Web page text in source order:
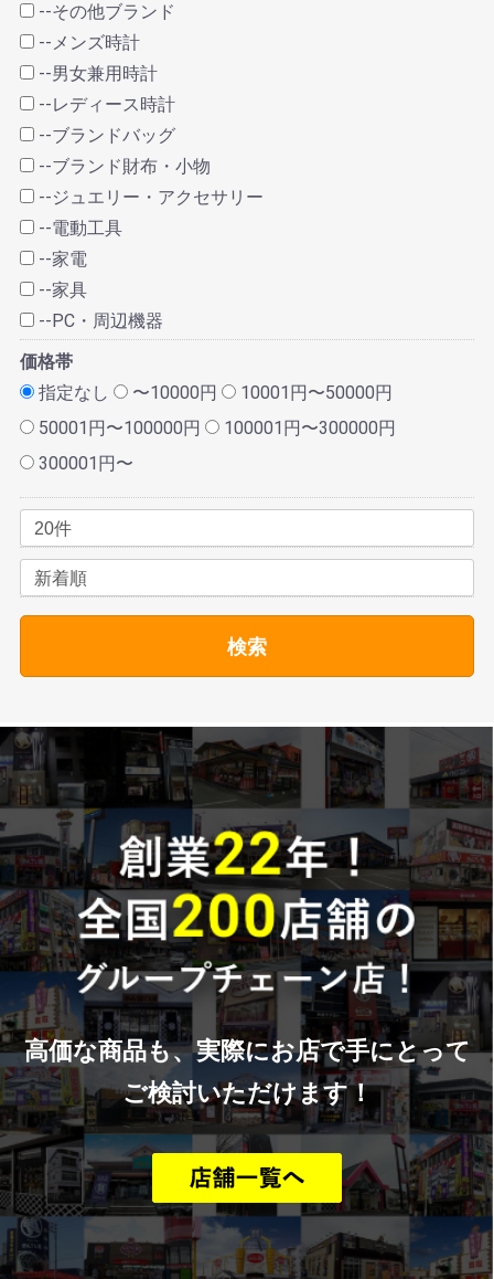
--その他ブランド
--メンズ時計
--男女兼用時計
--レディース時計
--ブランドバッグ
--ブランド財布・小物
--ジュエリー・アクセサリー
--電動工具
--家電
--家具
--PC・周辺機器
価格帯
指定なし
〜10000円
10001円〜50000円
50001円〜100000円
100001円〜300000円
300001円〜
検索
高価な商品も、実際にお店で手にとって
ご検討いただけます！